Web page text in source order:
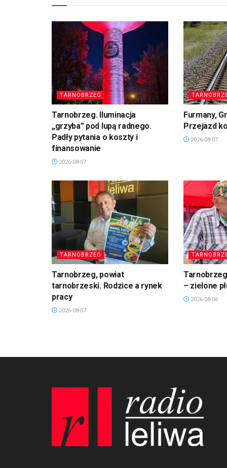
TARNOBRZEG
Tarnobrzeg. Iluminacja
„grzyba” pod lupą radnego.
Padły pytania o koszty i
finansowanie
2026-08-07
Furmany,
Przejazd
2026-08-07
TARNOBRZEG
Tarnobrzeg, powiat
tarnobrzeski. Rodzice a rynek
pracy
2026-08-07
– zielone
2026-08-06